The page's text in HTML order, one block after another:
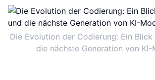
Die Evolution der Codierung: Ein
die nächste Generation von KI-